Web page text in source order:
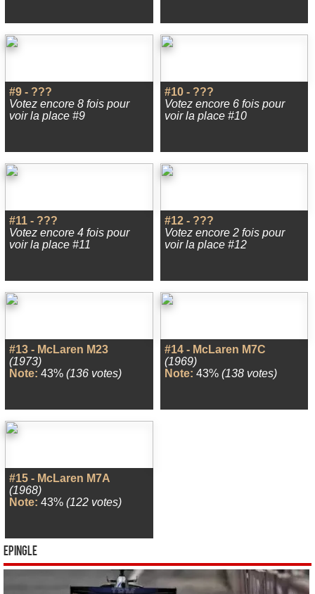
#9 - ???
Votez encore 8 fois pour
voir la place #9
#10 - ???
Votez encore 6 fois pour
voir la place #10
#11 - ???
Votez encore 4 fois pour
voir la place #11
#12 - ???
Votez encore 2 fois pour
voir la place #12
#13 - McLaren M23
(1973)
Note: 43% (136 votes)
#14 - McLaren M7C
(1969)
Note: 43% (138 votes)
#15 - McLaren M7A
(1968)
Note: 43% (122 votes)
Epingle